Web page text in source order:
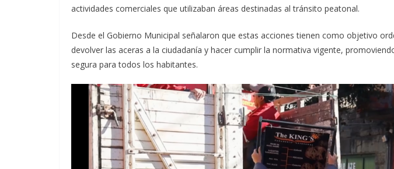
actividades comerciales que utilizaban áreas destinadas al tránsito peatonal.
Desde el Gobierno Municipal señalaron que estas acciones tienen como objetivo
devolver las aceras a la ciudadanía y hacer cumplir la normativa vigente,
segura para todos los habitantes.